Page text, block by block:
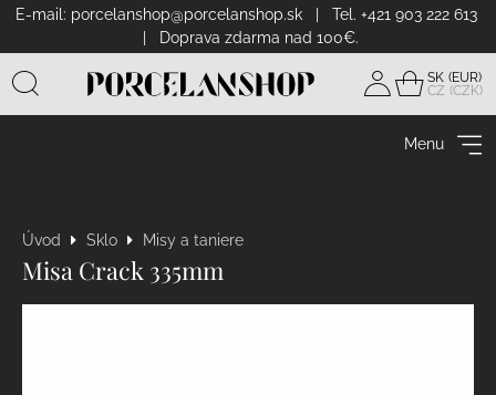
E-mail: porcelanshop@porcelanshop.sk| Tel. +421 903 222 613
| Doprava zdarma nad 100€.
Prihlásiť
SK
CZ
Menu
Úvod Sklo Misy a taniere
Misa Crack 335mm